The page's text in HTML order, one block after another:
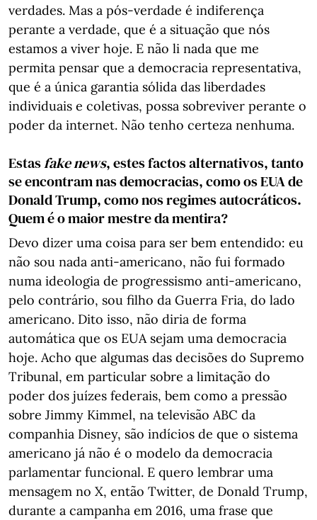
verdades. Mas a pós-verdade é indiferença
perante a verdade, que é a situação que nós
estamos a viver hoje. E não li nada que me
permita pensar que a democracia representativa,
que é a única garantia sólida das liberdades
individuais e coletivas, possa sobreviver perante o
poder da internet. Não tenho certeza nenhuma.
Estasfake news, estes factos alternativos, tanto
se encontram nas democracias, como os EUA de
Donald Trump, como nos regimes autocráticos.
Quem é o maior mestre da mentira?
Devo dizer uma coisa para ser bem entendido: eu
não sou nada anti-americano, não fui formado
numa ideologia de progressismo anti-americano,
pelo contrário, sou filho da Guerra Fria, do lado
americano. Dito isso, não diria de forma
automática que os EUA sejam uma democracia
hoje. Acho que algumas das decisões do Supremo
Tribunal, em particular sobre a limitação do
poder dos juízes federais, bem como a pressão
sobre Jimmy Kimmel, na televisão ABC da
companhia Disney, são indícios de que o sistema
americano já não é o modelo da democracia
parlamentar funcional. E quero lembrar uma
mensagem no X, então Twitter, de Donald Trump,
durante a campanha em 2016, uma frase que